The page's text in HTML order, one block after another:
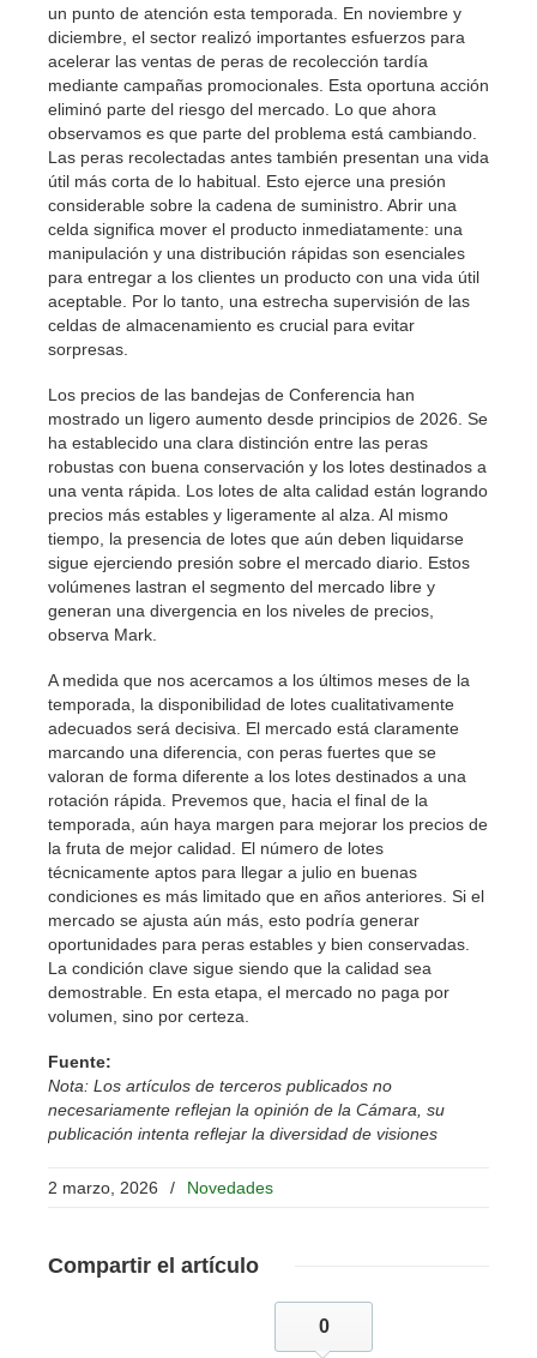
un punto de atención esta temporada. En noviembre y
diciembre, el sector realizó importantes esfuerzos para
acelerar las ventas de peras de recolección tardía
mediante campañas promocionales. Esta oportuna acción
eliminó parte del riesgo del mercado. Lo que ahora
observamos es que parte del problema está cambiando.
Las peras recolectadas antes también presentan una vida
útil más corta de lo habitual. Esto ejerce una presión
considerable sobre la cadena de suministro. Abrir una
celda significa mover el producto inmediatamente: una
manipulación y una distribución rápidas son esenciales
para entregar a los clientes un producto con una vida útil
aceptable. Por lo tanto, una estrecha supervisión de las
celdas de almacenamiento es crucial para evitar
sorpresas.
Los precios de las bandejas de Conferencia han
mostrado un ligero aumento desde principios de 2026. Se
ha establecido una clara distinción entre las peras
robustas con buena conservación y los lotes destinados a
una venta rápida. Los lotes de alta calidad están logrando
precios más estables y ligeramente al alza. Al mismo
tiempo, la presencia de lotes que aún deben liquidarse
sigue ejerciendo presión sobre el mercado diario. Estos
volúmenes lastran el segmento del mercado libre y
generan una divergencia en los niveles de precios,
observa Mark.
A medida que nos acercamos a los últimos meses de la
temporada, la disponibilidad de lotes cualitativamente
adecuados será decisiva. El mercado está claramente
marcando una diferencia, con peras fuertes que se
valoran de forma diferente a los lotes destinados a una
rotación rápida. Prevemos que, hacia el final de la
temporada, aún haya margen para mejorar los precios de
la fruta de mejor calidad. El número de lotes
técnicamente aptos para llegar a julio en buenas
condiciones es más limitado que en años anteriores. Si el
mercado se ajusta aún más, esto podría generar
oportunidades para peras estables y bien conservadas.
La condición clave sigue siendo que la calidad sea
demostrable. En esta etapa, el mercado no paga por
volumen, sino por certeza.
Fuente:
Nota: Los artículos de terceros publicados no
necesariamente reflejan la opinión de la Cámara, su
publicación intenta reflejar la diversidad de visiones
2 marzo, 2026 / Novedades
Compartir el artículo
0